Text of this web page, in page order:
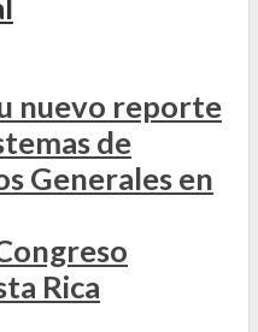
nuevo reporte
de
Generales en
Rica